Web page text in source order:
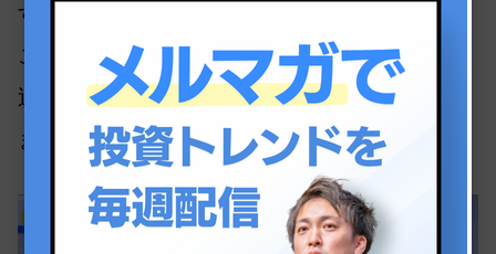
すね。
これが終わったらモンゴルのチームメンバーが
迎えに来てくれているので、合流しようと思い
ます。